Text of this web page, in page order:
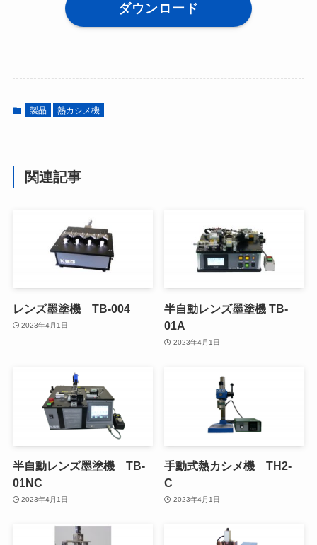
ダウンロード
製品 熱カシメ機
関連記事
レンズ墨塗機 TB-004
2023年4月1日
半自動レンズ墨塗機 TB-
01A
2023年4月1日
半自動レンズ墨塗機 TB-
01NC
2023年4月1日
手動式熱カシメ機 TH2-
C
2023年4月1日